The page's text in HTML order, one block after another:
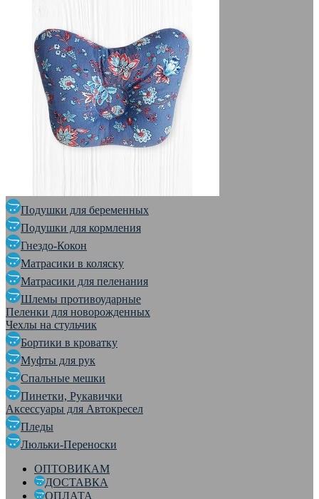
Подушки для беременных
Подушки для кормления
Гнездо-Кокон
Матрасики в коляску
Матрасики для пеленания
Шлемы противоударные
Пеленки для новорожденных
Чехлы на стульчик
Бортики в кроватку
Муфты для рук
Спальные мешки
Пинетки, Рукавички
Аксессуары для Автокресел
Пледы
Люльки-Переноски
ОПТОВИКАМ
ДОСТАВКА
ОПЛАТА